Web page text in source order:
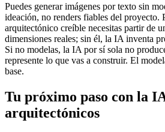
Puedes generar imágenes por texto sin
ideación, no renders fiables del proyecto.
arquitectónico creíble necesitas partir de
dimensiones reales; sin él, la IA inventa
Si no modelas, la IA por sí sola no
represente lo que vas a construir. El
base.
Tu próximo paso con la
arquitectónicos